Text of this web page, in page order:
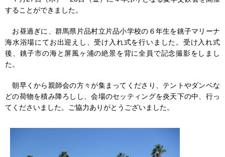
することができました。
お昼過ぎに、群馬県片品村立片品小学校の６年生を銚子マリーナ
海水浴場にてお出迎えし、受け入れ式を行いました。受け入れ式
後、銚子市の海と屏風ヶ浦の絶景を背に全員で記念撮影をしまし
た。
朝早くから親師会の方々が集まってくださり、テントやダンベな
どの荷物を積み降ろしし、会場のセッティングを炎天下の中、行っ
てくださいました。ご協力ありがとうございました。